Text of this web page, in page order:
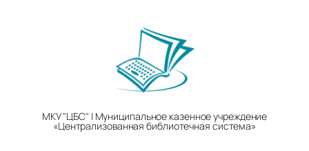
МКУ "ЦБС" | Муниципальное казенное учреждение
«Централизованная библиотечная система»